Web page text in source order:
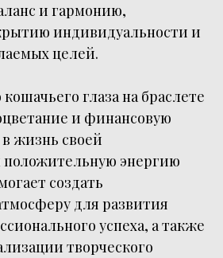
и гармонию,
индивидуальности и
целей.
глаза на браслете
и финансовую
в жизнь своей
положительную энергию
создать
для развития
успеха, а также
творческого